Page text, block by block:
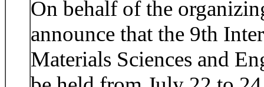
On behalf of the
announce that the 9th
Materials Sciences and